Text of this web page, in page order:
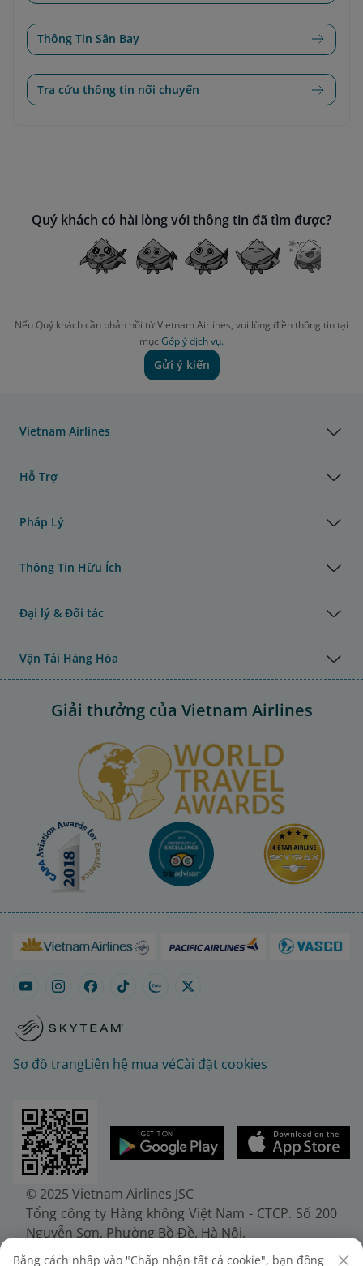
Thông Tin Sân Bay
Tra cứu thông tin nối chuyến
Quý khách có hài lòng với thông tin đã tìm được?
Nếu Quý khách cần phản hồi từ Vietnam Airlines, vui lòng điền thông tin tại
mục Góp ý dịch vụ.
Gửi ý kiến
Vietnam Airlines
Hỗ Trợ
Pháp Lý
Thông Tin Hữu Ích
Đại lý & Đối tác
Vận Tải Hàng Hóa
Giải thưởng của Vietnam Airlines
Sơ đồ trangLiên hệ mua véCài đặt cookies
© 2025 Vietnam Airlines JSC
Tổng công ty Hàng không Việt Nam - CTCP. Số 200
Nguyễn Sơn, Phường Bồ Đề, Hà Nội.
Điện thoại: (+84-24) 38272289. Fax: (+84-24)
Bằng cách nhấp vào "Chấp nhận tất cả cookie", bạn đồng